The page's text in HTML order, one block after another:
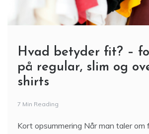
Hvad betyder fit? –
på regular, slim og
shirts
7 Min Reading
Kort opsummering Når man taler